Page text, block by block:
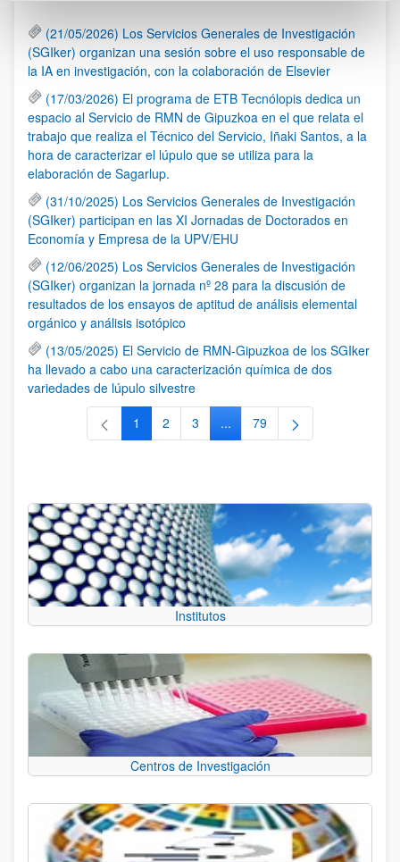
(21/05/2026) Los Servicios Generales de Investigación
(SGIker) organizan una sesión sobre el uso responsable de
la IA en investigación, con la colaboración de Elsevier
(17/03/2026) El programa de ETB Tecnólopis dedica un
espacio al Servicio de RMN de Gipuzkoa en el que relata el
trabajo que realiza el Técnico del Servicio, Iñaki Santos, a la
hora de caracterizar el lúpulo que se utiliza para la
elaboración de Sagarlup.
(31/10/2025) Los Servicios Generales de Investigación
(SGIker) participan en las XI Jornadas de Doctorados en
Economía y Empresa de la UPV/EHU
(12/06/2025) Los Servicios Generales de Investigación
(SGIker) organizan la jornada nº 28 para la discusión de
resultados de los ensayos de aptitud de análisis elemental
orgánico y análisis isotópico
(13/05/2025) El Servicio de RMN-Gipuzkoa de los SGIker
ha llevado a cabo una caracterización química de dos
variedades de lúpulo silvestre
Página
1 Página
2 Página
3 ...Páginas intermedias Use TAB
Página
79
Institutos
Centros de Investigación